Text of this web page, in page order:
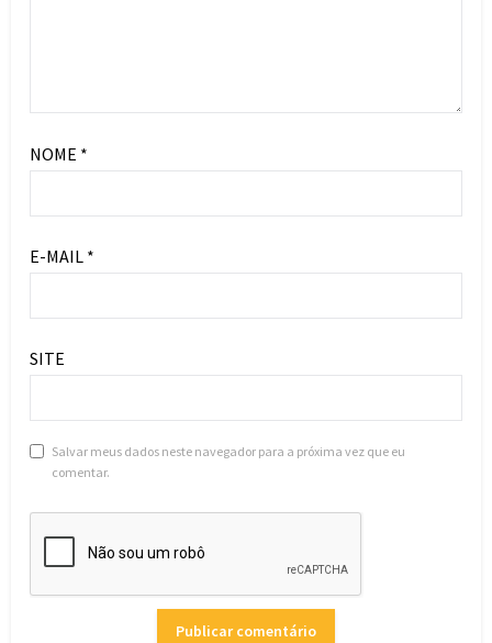
NOME *
E-MAIL *
SITE
Salvar meus dados neste navegador para a próxima vez que eu
comentar.